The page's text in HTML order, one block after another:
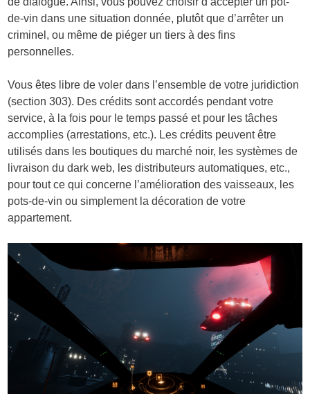
de-vin dans une situation donnée, plutôt que d’arrêter un
criminel, ou même de piéger un tiers à des fins
personnelles.
Vous êtes libre de voler dans l’ensemble de votre juridiction
(section 303). Des crédits sont accordés pendant votre
service, à la fois pour le temps passé et pour les tâches
accomplies (arrestations, etc.). Les crédits peuvent être
utilisés dans les boutiques du marché noir, les systèmes de
livraison du dark web, les distributeurs automatiques, etc.,
pour tout ce qui concerne l’amélioration des vaisseaux, les
pots-de-vin ou simplement la décoration de votre
appartement.